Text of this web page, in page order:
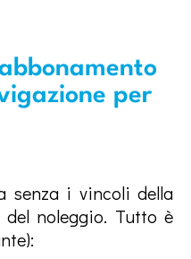
per
senza i vincoli della
noleggio. Tutto è